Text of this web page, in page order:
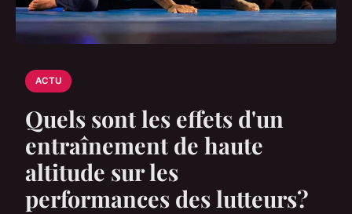
ACTU
Quels sont les effets d'un
entraînement de haute
altitude sur les
performances des lutteurs?